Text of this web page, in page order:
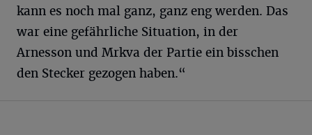
kann es noch mal ganz, ganz eng werden. Das
war eine gefährliche Situation, in der
Arnesson und Mrkva der Partie ein bisschen
den Stecker gezogen haben.“